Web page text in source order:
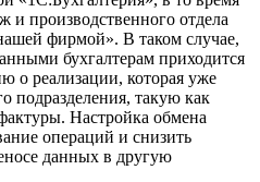
и производственного отдела
фирмой». В таком случае,
бухгалтерам приходится
о реализации, которая уже
подразделения, такую как
Настройка обмена
операций и снизить
данных в другую